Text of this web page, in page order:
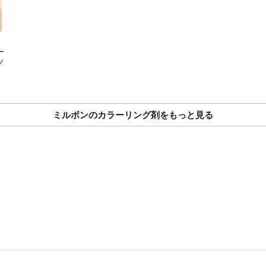
時点でセルフは無
もれなくブロック
⚠️コメントはまと
ミルボンのカラーリング剤をもっと見る